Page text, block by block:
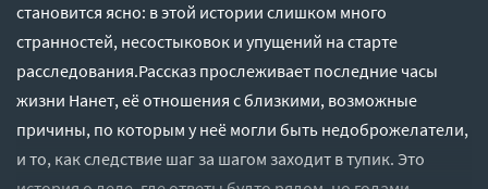
становится ясно: в этой истории слишком много
странностей, несостыковок и упущений на старте
расследования.Рассказ прослеживает последние часы
жизни Нанет, её отношения с близкими, возможные
причины, по которым у неё могли быть недоброжелатели,
и то, как следствие шаг за шагом заходит в тупик. Это